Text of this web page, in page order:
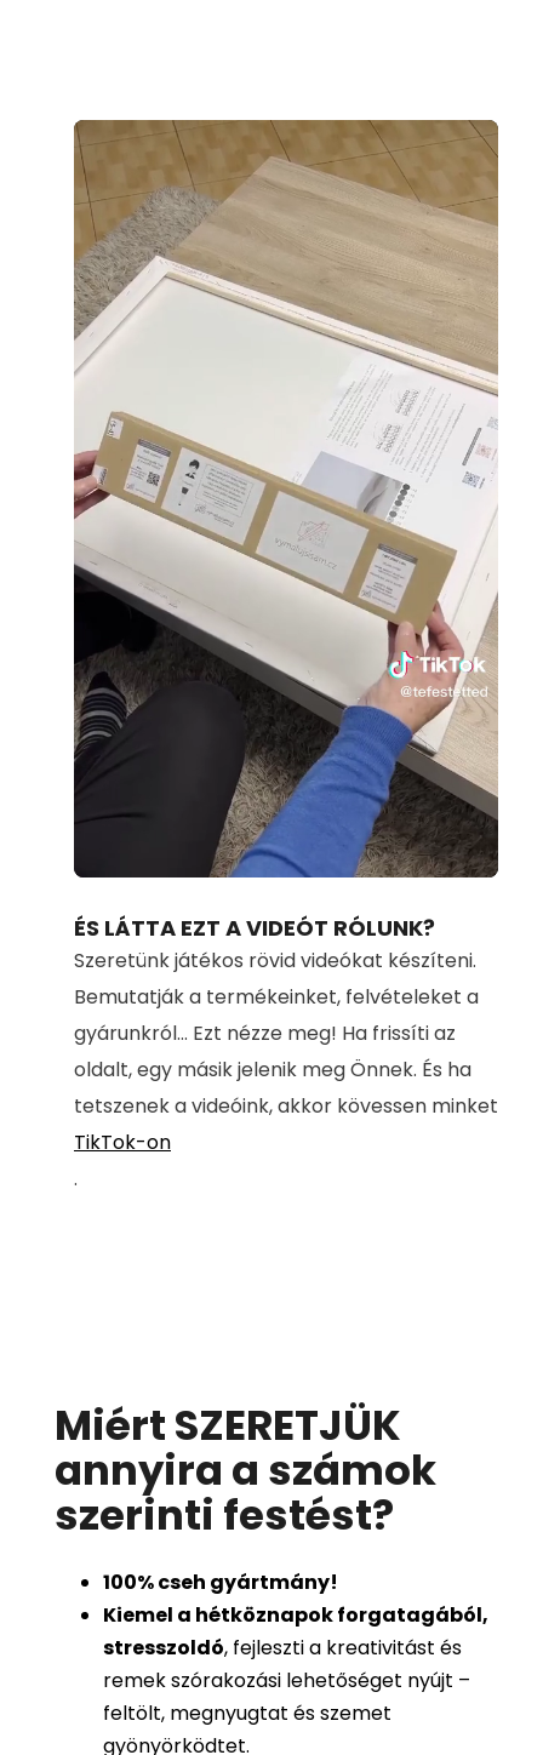
Loaded:
71.00%
ÉS LÁTTA EZT A VIDEÓT RÓLUNK?
Szeretünk játékos rövid videókat készíteni.
Bemutatják a termékeinket, felvételeket a
gyárunkról... Ezt nézze meg! Ha frissíti az
oldalt, egy másik jelenik meg Önnek. És ha
tetszenek a videóink, akkor kövessen minket
TikTok-on
.
Miért SZERETJÜK
annyira a számok
szerinti festést?
100%cseh gyártmány!
Kiemel a hétköznapok forgatagából,
stresszoldó, fejleszti a kreativitást és
remek szórakozási lehetőséget nyújt –
feltölt, megnyugtat és szemet
gyönyörködtet.